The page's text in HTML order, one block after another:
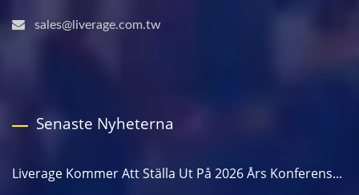
sales@liverage.com.tw
Senaste Nyheterna
Liverage Kommer Att Ställa Ut På 2026 Års Konferens...